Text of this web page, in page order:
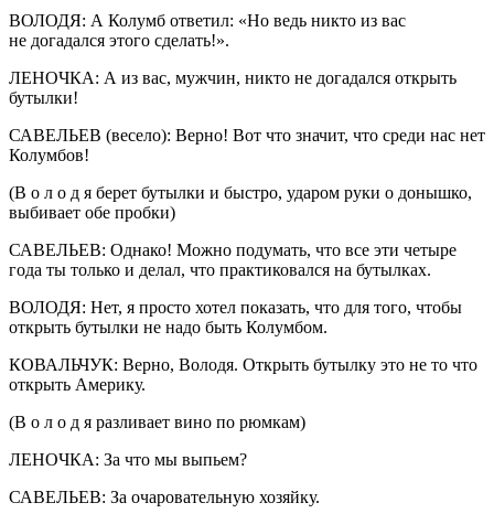
ВОЛОДЯ: А Колумб ответил: «Но ведь никто из вас
не догадался этого сделать!».
ЛЕНОЧКА: А из вас, мужчин, никто не догадался открыть
бутылки!
САВЕЛЬЕВ (весело): Верно! Вот что значит, что среди нас нет
Колумбов!
(В о л о д я берет бутылки и быстро, ударом руки о донышко,
выбивает обе пробки)
САВЕЛЬЕВ: Однако! Можно подумать, что все эти четыре
года ты только и делал, что практиковался на бутылках.
ВОЛОДЯ: Нет, я просто хотел показать, что для того, чтобы
открыть бутылки не надо быть Колумбом.
КОВАЛЬЧУК: Верно, Володя. Открыть бутылку это не то что
открыть Америку.
(В о л о д я разливает вино по рюмкам)
ЛЕНОЧКА: За что мы выпьем?
САВЕЛЬЕВ: За очаровательную хозяйку.